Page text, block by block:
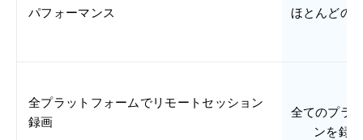
パフォーマンス ほとんどの
全プラットフォームでリモートセッション
録画
全てのプラ
ンを録